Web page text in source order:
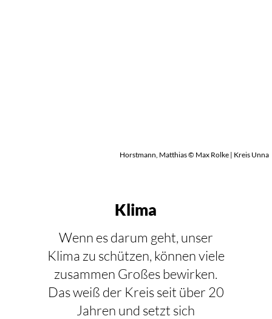
Horstmann, Matthias © Max Rolke | Kreis Unna
Klima
Wenn es darum geht, unser
Klima zu schützen, können viele
zusammen Großes bewirken.
Das weiß der Kreis seit über 20
Jahren und setzt sich